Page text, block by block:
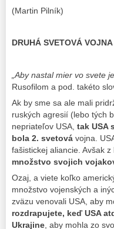
(Martin Pilník)
DRUHÁ SVETOVÁ VOJNA
„Aby nastal mier vo svete
Rusofilom a pod. takéto
Ak by sme sa ale mali
ruských agresií (lebo tých
nepriateľov USA, tak USA
bola 2. svetová vojna.
fašistickej aliancie. Avšak
množstvo svojich
Ozaj, a viete koľko
množstvo vojenských a
zväzu venovali USA, aby
rozdrapujete, keď USA
Ukrajine , aby mohla zo